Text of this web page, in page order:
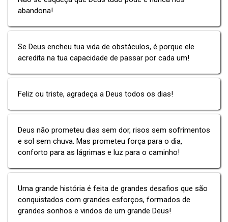
abandona!
Se Deus encheu tua vida de obstáculos, é porque ele
acredita na tua capacidade de passar por cada um!
Feliz ou triste, agradeça a Deus todos os dias!
Deus não prometeu dias sem dor, risos sem sofrimentos
e sol sem chuva. Mas prometeu força para o dia,
conforto para as lágrimas e luz para o caminho!
Uma grande história é feita de grandes desafios que são
conquistados com grandes esforços, formados de
grandes sonhos e vindos de um grande Deus!